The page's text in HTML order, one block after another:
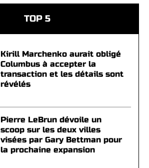
TOP 5
Kirill Marchenko aurait obligé
Columbus à accepter la
transaction et les détails sont
révélés
Pierre LeBrun dévoile un
scoop sur les deux villes
visées par Gary Bettman pour
la prochaine expansion